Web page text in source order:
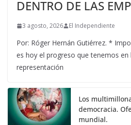
DENTRO DE LAS
3 agosto, 2026 El Independiente
Por: Róger Hernán Gutiérrez. *
es hoy el progreso que tenemos en
representación
Los
democracia.
mundial.